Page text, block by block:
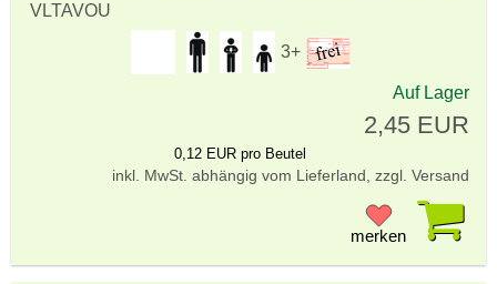
VLTAVOU
3+
Auf Lager
2,45 EUR
0,12 EUR pro Beutel
inkl. MwSt. abhängig vom Lieferland, zzgl. Versand
merken